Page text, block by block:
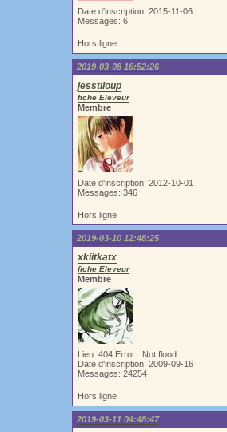
Date d'inscription: 2015-11-06
Messages: 6
Hors ligne
2019-03-08 16:52:26
jesstiloup
fiche Eleveur
Membre
Date d'inscription: 2012-10-01
Messages: 346
Hors ligne
2019-03-10 12:48:25
xkiitkatx
fiche Eleveur
Membre
Lieu: 404 Error : Not flood.
Date d'inscription: 2009-09-16
Messages: 24254
Hors ligne
2019-03-11 04:48:47